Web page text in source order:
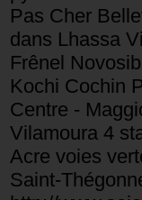
Pas Cher
dans Lhassa
Frênel
Kochi Cochin
Centre -
Vilamoura 4
Acre voies
Saint-